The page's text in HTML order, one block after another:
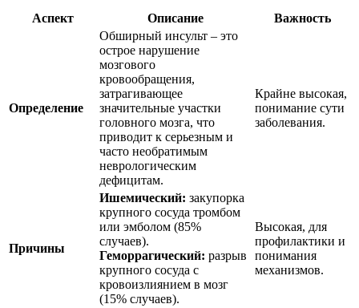
Аспект Описание Важность
Определение
Обширный инсульт – это
острое нарушение
мозгового
кровообращения,
затрагивающее
значительные участки
головного мозга, что
приводит к серьезным и
часто необратимым
неврологическим
дефицитам.
Крайне высокая,
понимание сути
заболевания.
Причины
Ишемический: закупорка
крупного сосуда тромбом
или эмболом (85%
случаев).
Геморрагический: разрыв
крупного сосуда с
кровоизлиянием в мозг
(15% случаев).
Высокая, для
профилактики и
понимания
механизмов.